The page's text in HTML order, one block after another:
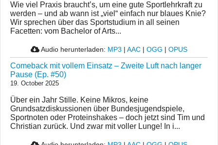
Wie viel Praxis braucht’s, um eine gute Sportlehrkraft zu
werden – und ab wann ist „viel“ einfach nur blaues Knie?
Wir sprechen über das Sportstudium in all seinen
Facetten: vom Bachelor of Arts...
Audio herunterladen: MP3 | AAC | OGG | OPUS
Comeback mit vollem Einsatz – Zweite Luft nach langer
Pause (Ep. #50)
19. October 2025
Über ein Jahr Stille. Keine Mikros, keine
Grundsatzdiskussionen über Bundesjugendspiele,
Sportnoten oder Proteinshakes – doch jetzt sind Tim und
Christian zurück. Und zwar mit voller Lunge! In i...